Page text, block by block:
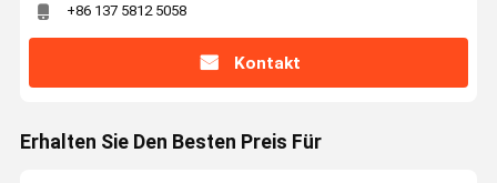
+86 137 5812 5058
Kontakt
Erhalten Sie Den Besten Preis Für